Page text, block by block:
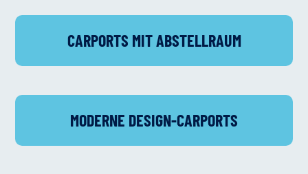
CARPORTS MIT ABSTELLRAUM
MODERNE DESIGN-CARPORTS